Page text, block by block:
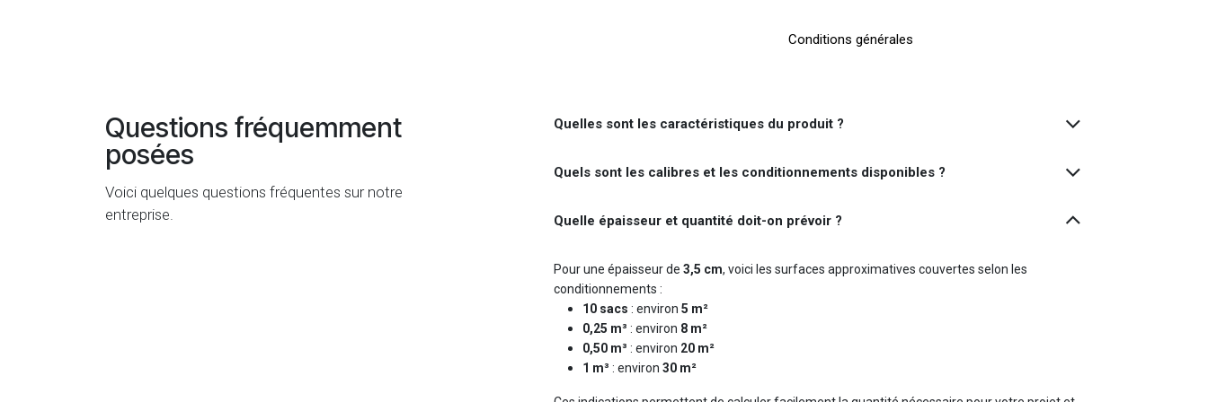
Conditions générales
Questions fréquemment
posées
Voici quelques questions fréquentes sur notre
entreprise.
Quelles sont les caractéristiques du produit ?
Quels sont les calibres et les conditionnements disponibles ?
Quelle épaisseur et quantité doit-on prévoir ?
Pour une épaisseur de 3,5 cm, voici les surfaces approximatives couvertes selon les
conditionnements :
10 sacs : environ 5 m²
0,25 m³ : environ 8 m²
0,50 m³ : environ 20 m²
1 m³ : environ 30 m²